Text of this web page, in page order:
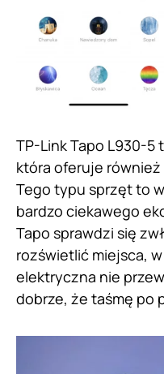
TP-Link Tapo L930-5
która oferuje
Tego typu sprzęt to
bardzo ciekawego
Tapo sprawdzi się
rozświetlić miejsca,
elektryczna nie
dobrze, że taśmę po